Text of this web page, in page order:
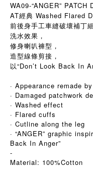
WA09-“ANGER” PATCH
AT經典 Washed Flared
前後身手工車縫破壞補丁
洗水效果，
修身喇叭褲型，
造型線條剪接，
以“Don’t Look Back In
· Appearance remade
· Damaged patchwork
· Washed effect
· Flared cuffs
· Cutline along the leg
· “ANGER” graphic
Back In Anger”
-
Material: 100%Cotton